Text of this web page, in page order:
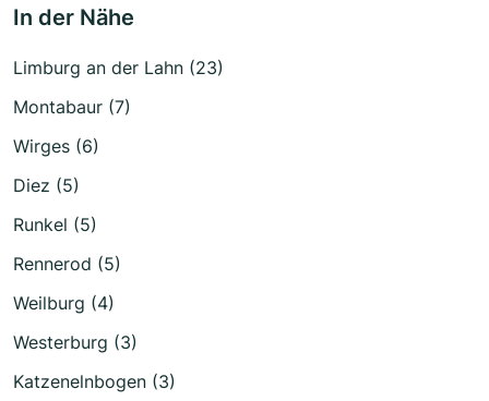
In der Nähe
Limburg an der Lahn (23)
Montabaur (7)
Wirges (6)
Diez (5)
Runkel (5)
Rennerod (5)
Weilburg (4)
Westerburg (3)
Katzenelnbogen (3)